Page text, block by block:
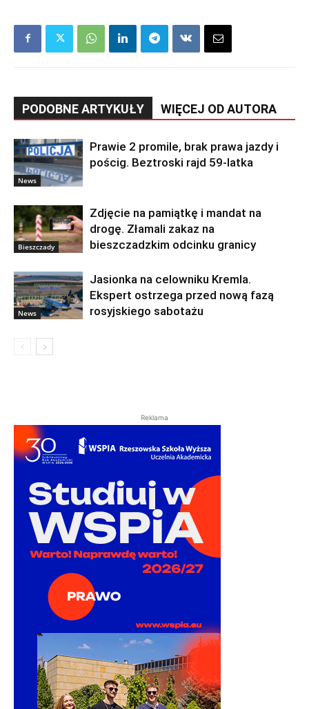
PODOBNE ARTYKUŁY WIĘCEJ OD AUTORA
News
Prawie 2 promile, brak prawa jazdy i
pościg. Beztroski rajd 59-latka
Bieszczady
Zdjęcie na pamiątkę i mandat na
drogę. Złamali zakaz na
bieszczadzkim odcinku granicy
News
Jasionka na celowniku Kremla.
Ekspert ostrzega przed nową fazą
rosyjskiego sabotażu
Reklama